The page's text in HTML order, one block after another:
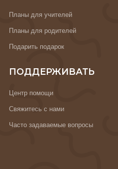
Планы для учителей
Планы для родителей
Подарить подарок
ПОДДЕРЖИВАТЬ
Центр помощи
Свяжитесь с нами
Часто задаваемые вопросы